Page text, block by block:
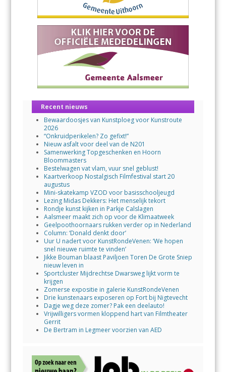
Recent nieuws
Bewaardoosjes van Kunstploeg voor Kunstroute
2026
“Onkruidperikelen? Zo gefixt!”
Nieuw asfalt voor deel van de N201
Samenwerking Topgeschenken en Hoorn
Bloommasters
Bestelwagen vat vlam, vuur snel geblust!
Kaartverkoop Nostalgisch Filmfestival start 20
augustus
Mini-skatekamp VZOD voor basisschooljeugd
Lezing Midas Dekkers: Het menselijk tekort
Rondje kunst kijken in Parkje Calslagen
Aalsmeer maakt zich op voor de Klimaatweek
Geelpoothoornaars rukken verder op in Nederland
Column: ‘Donald denkt door’
Uur U nadert voor KunstRondeVenen: ‘We hopen
snel nieuwe ruimte te vinden’
Jikke Bouman blaast Paviljoen Toren De Grote Sniep
nieuw leven in
Sportcluster Mijdrechtse Dwarsweg lijkt vorm te
krijgen
Zomerse expositie in galerie KunstRondeVenen
Drie kunstenaars exposeren op Fort bij Nigtevecht
Dagje weg deze zomer? Pak een deelauto!
Vrijwilligers vormen kloppend hart van Filmtheater
Gerrit
De Bertram in Legmeer voorzien van AED